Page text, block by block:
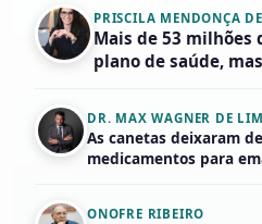
PRISCILA MENDONÇA
Mais de 53 milhões
plano de saúde,
DR. MAX WAGNER DE
As canetas deixaram
medicamentos para
ONOFRE RIBEIRO